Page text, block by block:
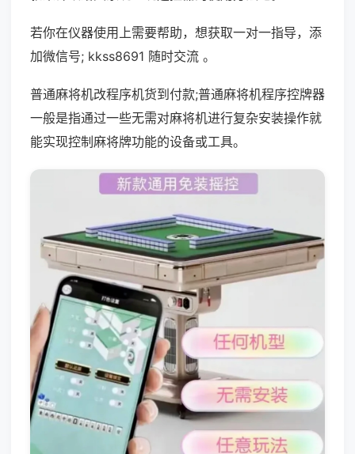
若你在仪器使用上需要帮助，想获取一对一指导，添
加微信号; kkss8691 随时交流 。
普通麻将机改程序机货到付款;普通麻将机程序控牌器
一般是指通过一些无需对麻将机进行复杂安装操作就
能实现控制麻将牌功能的设备或工具。